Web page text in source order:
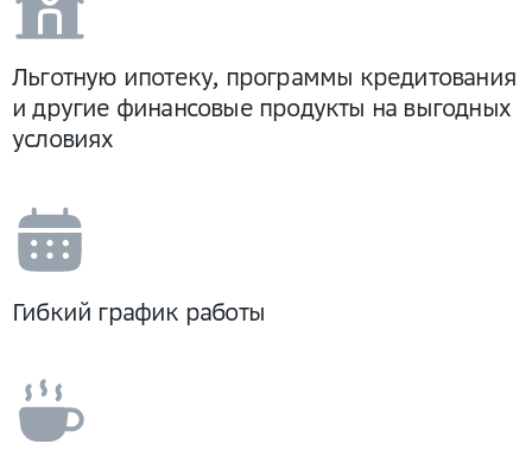
Льготную ипотеку, программы кредитования
и другие финансовые продукты на выгодных
условиях
Гибкий график работы